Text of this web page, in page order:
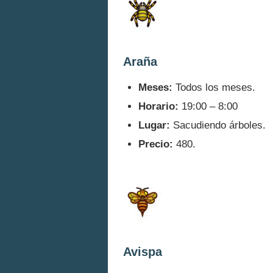
Araña
Meses: Todos los meses.
Horario: 19:00 – 8:00
Lugar: Sacudiendo árboles.
Precio: 480.
Avispa